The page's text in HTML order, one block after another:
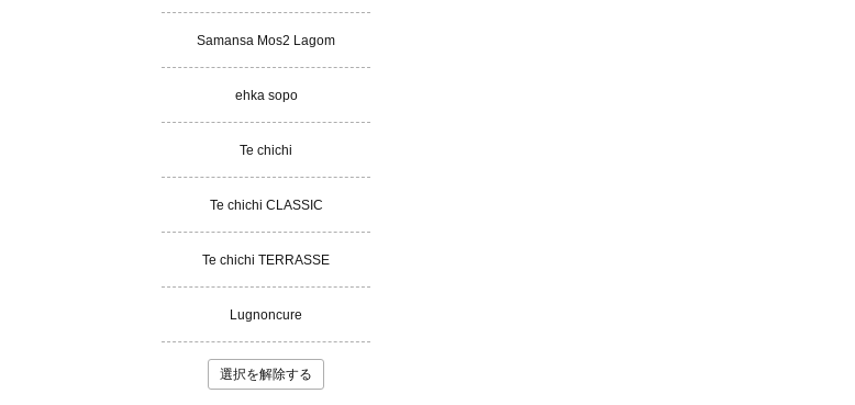
Samansa Mos2 Lagom
ehka sopo
Te chichi
Te chichi CLASSIC
Te chichi TERRASSE
Lugnoncure
選択を解除する